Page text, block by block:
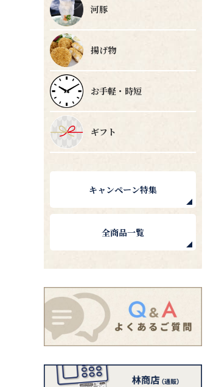
河豚
揚げ物
お手軽・時短
ギフト
キャンペーン特集
全商品一覧